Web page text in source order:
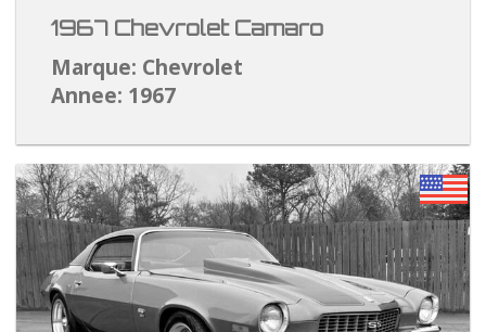
1967 Chevrolet Camaro
Marque: Chevrolet
Annee: 1967